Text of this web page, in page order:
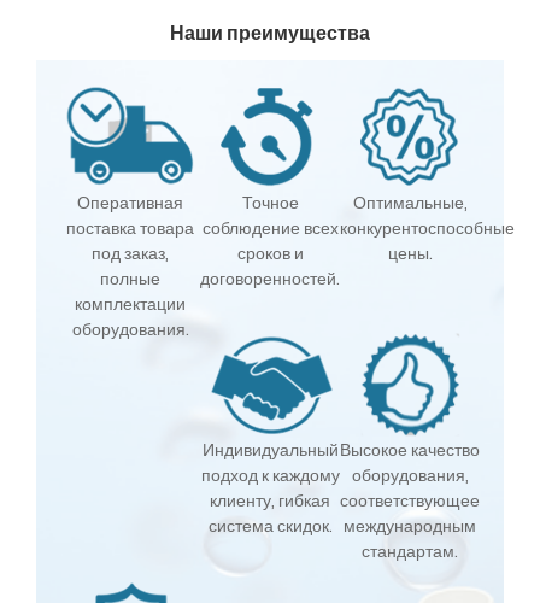
Наши преимущества
Оперативная
поставка товара
под заказ,
полные
комплектации
оборудования.
Точное
соблюдение всех
сроков и
договоренностей.
Оптимальные,
конкурентоспособные
цены.
Индивидуальный
подход к каждому
клиенту, гибкая
система скидок.
Высокое качество
оборудования,
соответствующее
международным
стандартам.